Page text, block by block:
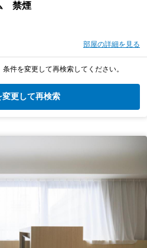
禁煙
部屋の詳細を見る
件を変更して再検索してください。
変更して再検索